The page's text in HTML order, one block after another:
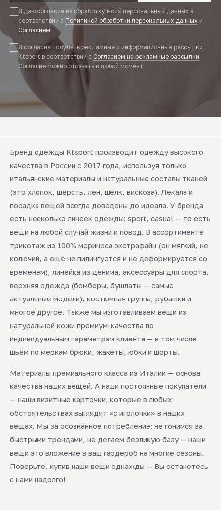
Я даю согласие на обработку моих персональных данных в
соответствии с Политикой обработки персональных данных и
Согласием.
Я согласна получать рекламные и информационные рассылки
Ktsport в соответствии с Согласием на рекламные рассылки.
Согласие можно отозвать в любой момент.
Бренд одежды Ktsport производит одежду высокого
качества в России с 2017 года, используя только
итальянские материалы и натуральные составы тканей
(это хлопок, шерсть, лён, шёлк, вискоза). Лекала и
посадка вещей всегда доведены до идеала. У бренда
есть несколько линеек одежды: sport, casual — то есть
вещи на любой случай жизни и повод. В ассортименте
трикотаж из 100% мериноса экстрафайн (он мягкий, не
колючий, а ещё не пилингуется и не деформируется со
временем), линейка из денима, аксессуары для спорта,
верхняя одежда (бомберы, бушлаты — самые
актуальные модели), костюмная группа, рубашки и
многое другое. Также мы изготавливаем вещи из
натуральной кожи премиум-качества по
индивидуальным параметрам клиента — в том числе
шьём по меркам брюки, жакеты, юбки и шорты.
Материалы премиального класса из Италии — основа
качества наших вещей. А наши постоянные покупатели
— наши визитные карточки, которые в любых
обстоятельствах выглядят «с иголочки» в наших
вещах. Мы за осознанное потребление: не гонимся за
быстрыми трендами, не делаем безликую базу — наши
вещи это вложение в ваш гардероб на многие сезоны.
Поверьте, купив наши вещи однажды — Вы останетесь
с нами надолго!